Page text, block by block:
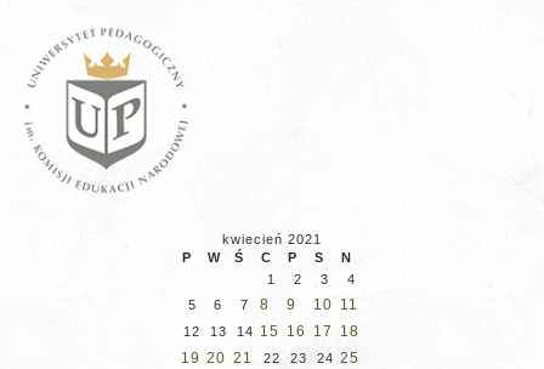
kwiecień 2021
P
W Ś C P S
N
1
2 3
4
5
6 7 8 9 10 11
12 13 14 15 16 17
18
19 20 21 22 23 24 25